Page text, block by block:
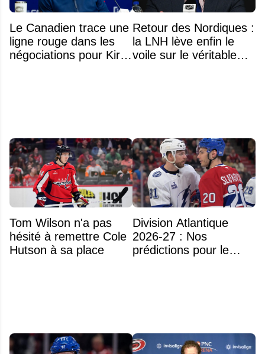
Le Canadien trace une
ligne rouge dans les
négociations pour Kirill
Retour des Nordiques :
la LNH lève enfin le
voile sur le véritable
Tom Wilson n'a pas
hésité à remettre Cole
Hutson à sa place
Division Atlantique
2026-27 : Nos
prédictions pour le